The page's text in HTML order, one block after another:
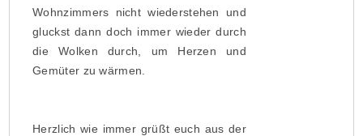
Wohnzimmers nicht wiederstehen und
gluckst dann doch immer wieder durch
die Wolken durch, um Herzen und
Gemüter zu wärmen.
Herzlich wie immer grüßt euch aus der